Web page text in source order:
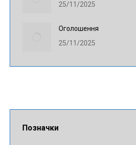
25/11/2025
Оголошення
25/11/2025
Позначки